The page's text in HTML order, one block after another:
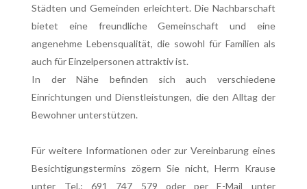
Städten und Gemeinden erleichtert. Die Nachbarschaft
bietet eine freundliche Gemeinschaft und eine
angenehme Lebensqualität, die sowohl für Familien als
auch für Einzelpersonen attraktiv ist.
In der Nähe befinden sich auch verschiedene
Einrichtungen und Dienstleistungen, die den Alltag der
Bewohner unterstützen.
Für weitere Informationen oder zur Vereinbarung eines
Besichtigungstermins zögern Sie nicht, Herrn Krause
unter Tel.: 691 747 579 oder per E-Mail unter